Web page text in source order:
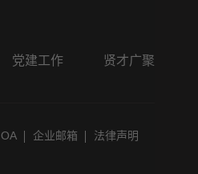
党建工作 贤才广聚
OA 企业邮箱 法律声明